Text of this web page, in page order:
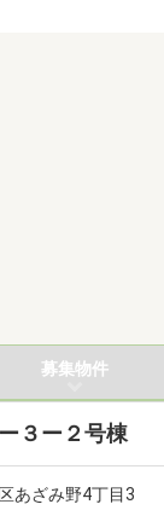
募集物件
３ー２号棟
あざみ野4丁目3